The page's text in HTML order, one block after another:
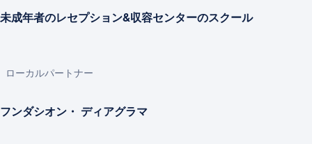
未成年者のレセプション&収容センターのスクール
ローカルパートナー
フンダシオン・ ディアグラマ